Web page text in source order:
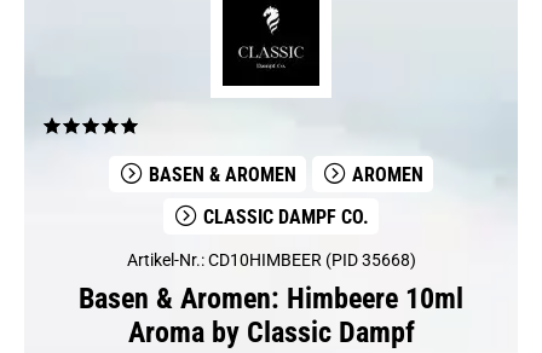
BASEN & AROMEN
AROMEN
CLASSIC DAMPF CO.
Artikel-Nr.: CD10HIMBEER (PID 35668)
Basen & Aromen: Himbeere 10ml
Aroma by Classic Dampf